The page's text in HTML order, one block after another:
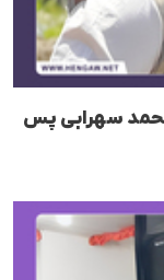
محمد سهرابی پس